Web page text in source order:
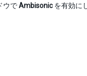
ウでAmbisonicを有効に